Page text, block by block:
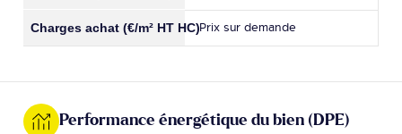
Prix sur demande
Performance énergétique du bien (DPE)